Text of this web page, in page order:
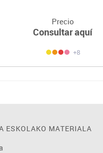
Precio
Consultar aquí
+8
ESKOLAKO MATERIALA